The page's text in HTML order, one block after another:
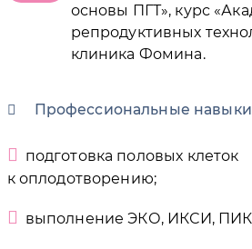
основы ПГТ», курс
репродуктивных
клиника Фомина.
Профессиональные навыки
подготовка половых клеток
к оплодотворению;
выполнение ЭКО, ИКСИ,